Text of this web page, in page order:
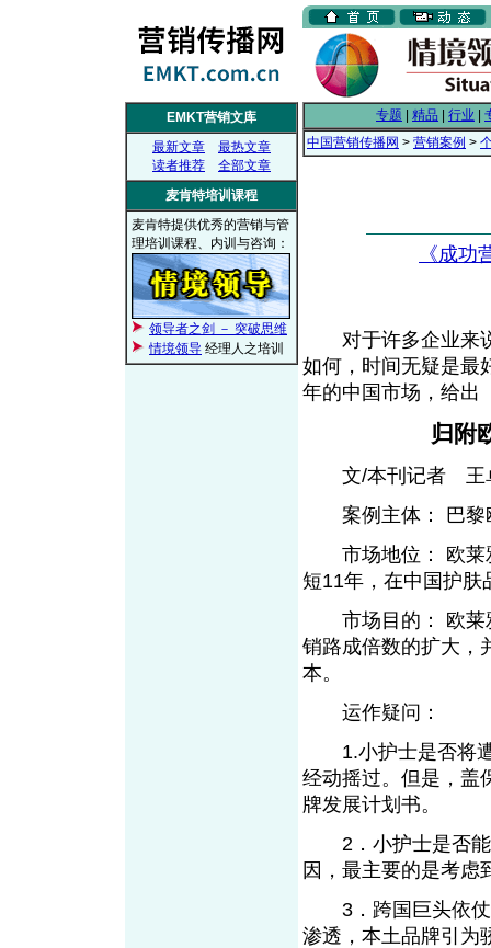
EMKT营销文库
最新文章
最热文章
读者推荐
全部文章
麦肯特培训课程
麦肯特提供优秀的营销与管
理培训课程、内训与咨询：
领导者之剑 － 突破思维
情境领导 经理人之培训
专题 精品 行业
中国营销传播网 > 营销案例 >
《成功
对于许多企业来说
如何，时间无疑是最
年的中国市场，给出
归附
文/本刊记者 王
案例主体： 巴黎
市场地位： 欧莱
短11年，在中国护
市场目的： 欧莱
销路成倍数的扩大，
本。
运作疑问：
1.小护士是否将遭
经动摇过。但是，盖
牌发展计划书。
2．小护士是否能
因，最主要的是考虑
3．跨国巨头依仗
渗透，本土品牌引